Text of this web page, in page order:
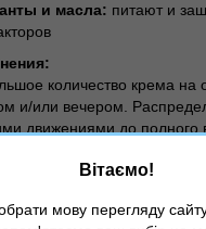
и масла: питают и
количество крема
и/или вечером.
движениями до полного
Вітаємо!
мову перегляду